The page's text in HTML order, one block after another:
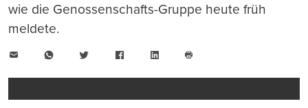
wie die Genossenschafts-Gruppe heute früh
meldete.
WhatsAppTwitter FacebookLinkedIn
drucken